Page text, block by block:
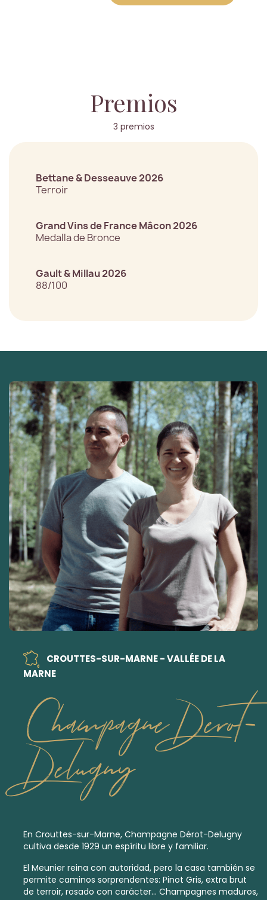
Premios
3 premios
Bettane & Desseauve 2026
Terroir
Grand Vins de France Mâcon 2026
Medalla de Bronce
Gault & Millau 2026
88/100
CROUTTES-SUR-MARNE - VALLÉE DE LA
MARNE
Champagne Derot-
Delugny
En Crouttes-sur-Marne, Champagne Dérot-Delugny
cultiva desde 1929 un espíritu libre y familiar.
El Meunier reina con autoridad, pero la casa también se
permite caminos sorprendentes: Pinot Gris, extra brut
de terroir, rosado con carácter… Champagnes maduros,